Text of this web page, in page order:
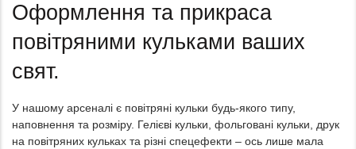
Оформлення та прикраса
повітряними кульками ваших
свят.
У нашому арсеналі є повітряні кульки будь-якого типу,
наповнення та розміру. Гелієві кульки, фольговані кульки, друк
на повітряних кульках та різні спецефекти – ось лише мала